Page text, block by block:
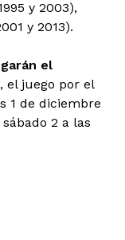
y 2003),
y 2013).
el
, el juego por el
1 de diciembre
2 a las